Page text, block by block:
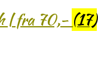
| fra 70,- (17)